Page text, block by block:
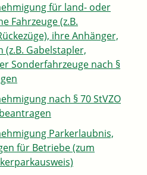
für land- oder
Fahrzeuge (z.B.
ihre Anhänger,
Gabelstapler,
Sonderfahrzeuge nach §
nach § 70 StVZO
Parkerlaubnis,
für Betriebe (zum